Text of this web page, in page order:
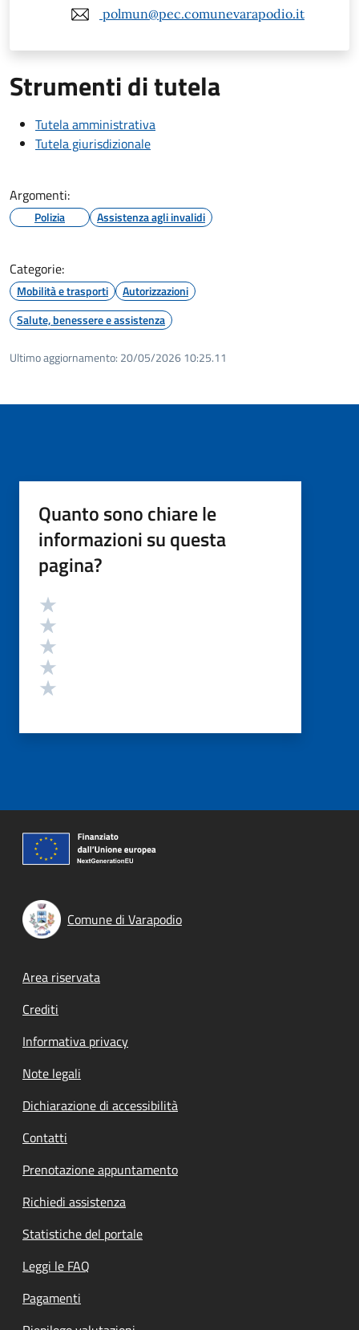
polmun@pec.comunevarapodio.it
Strumenti di tutela
Tutela amministrativa
Tutela giurisdizionale
Argomenti:
Polizia Assistenza agli invalidi
Categorie:
Mobilità e trasporti
Autorizzazioni
Salute, benessere e assistenza
Ultimo aggiornamento: 20/05/2026 10:25.11
Quanto sono chiare le
informazioni su questa
pagina?
Valutazione
Comune di Varapodio
Footer menu
Area riservata
Crediti
Informativa privacy
Note legali
Dichiarazione di accessibilità
Contatti
Prenotazione appuntamento
Richiedi assistenza
Statistiche del portale
Leggi le FAQ
Pagamenti